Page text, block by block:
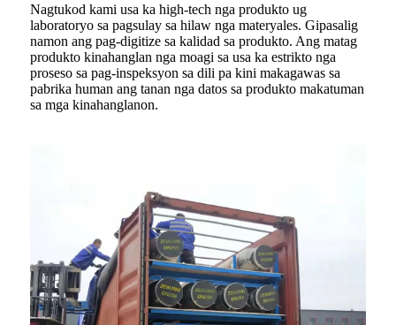
Nagtukod kami usa ka high-tech nga produkto ug
laboratoryo sa pagsulay sa hilaw nga materyales. Gipasalig
namon ang pag-digitize sa kalidad sa produkto. Ang matag
produkto kinahanglan nga moagi sa usa ka estrikto nga
proseso sa pag-inspeksyon sa dili pa kini makagawas sa
pabrika human ang tanan nga datos sa produkto makatuman
sa mga kinahanglanon.